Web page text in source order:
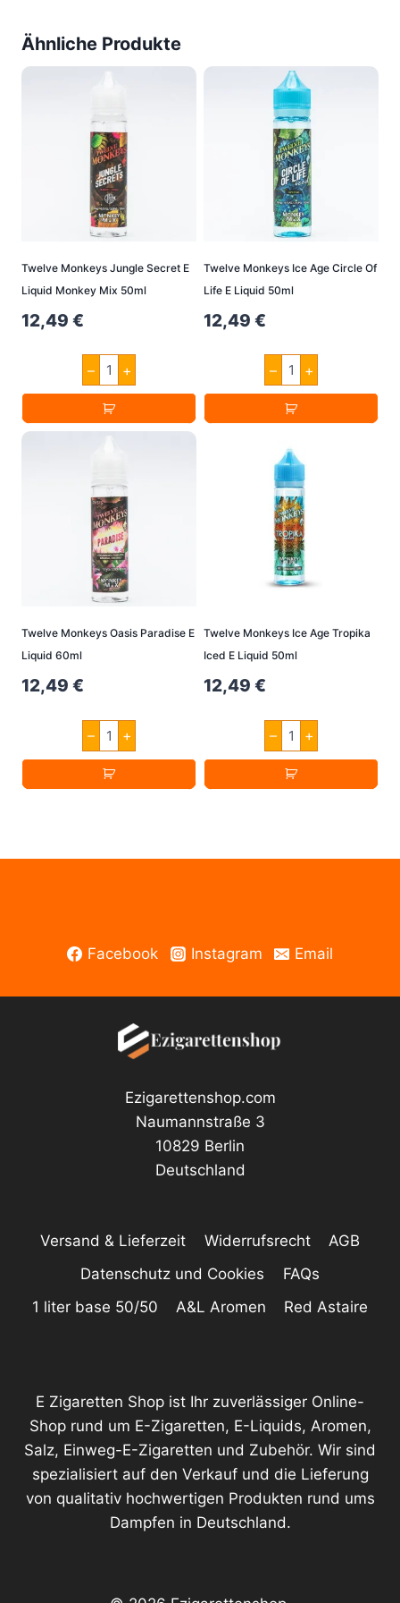
Ähnliche Produkte
Twelve Monkeys Jungle Secret E
Liquid Monkey Mix 50ml
12,49 €
–
Twelve
Monkeys
Jungle
Secret
E
Liquid
50ml
Menge
+
Twelve Monkeys Ice Age Circle Of
Life E Liquid 50ml
12,49 €
–
Twelve
Monkeys
Ice
Age
Circle
Life
E
Liquid
50ml
Menge
+
Twelve Monkeys Oasis Paradise E
Liquid 60ml
12,49 €
–
Twelve
Monkeys
Oasis
Paradise
E
+
Twelve Monkeys Ice Age Tropika
Iced E Liquid 50ml
12,49 €
–
Twelve
Monkeys
Ice
Age
Tropika
Menge
+
Facebook Instagram Email
Ezigarettenshop.com
Naumannstraße 3
10829 Berlin
Deutschland
Versand & Lieferzeit Widerrufsrecht
AGB
Datenschutz und Cookies
FAQs
1 liter base 50/50
A&L Aromen Red Astaire
E Zigaretten Shop ist Ihr zuverlässiger Online-
Shop rund um E-Zigaretten, E-Liquids, Aromen,
Salz, Einweg-E-Zigaretten und Zubehör. Wir sind
spezialisiert auf den Verkauf und die Lieferung
von qualitativ hochwertigen Produkten rund ums
Dampfen in Deutschland.